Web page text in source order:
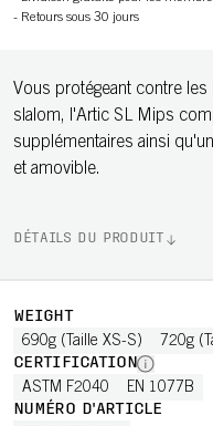
- Retours sous 30 jours
Vous protégeant contre
slalom, l'Artic SL Mips
supplémentaires ainsi
et amovible.
DÉTAILS DU PRODUIT
WEIGHT
690g (Taille XS-S) 720g
CERTIFICATION
ASTM F2040 EN 1077B
NUMÉRO D'ARTICLE